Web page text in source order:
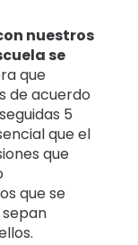
nuestros
se
que
de acuerdo
5
que el
que
que se